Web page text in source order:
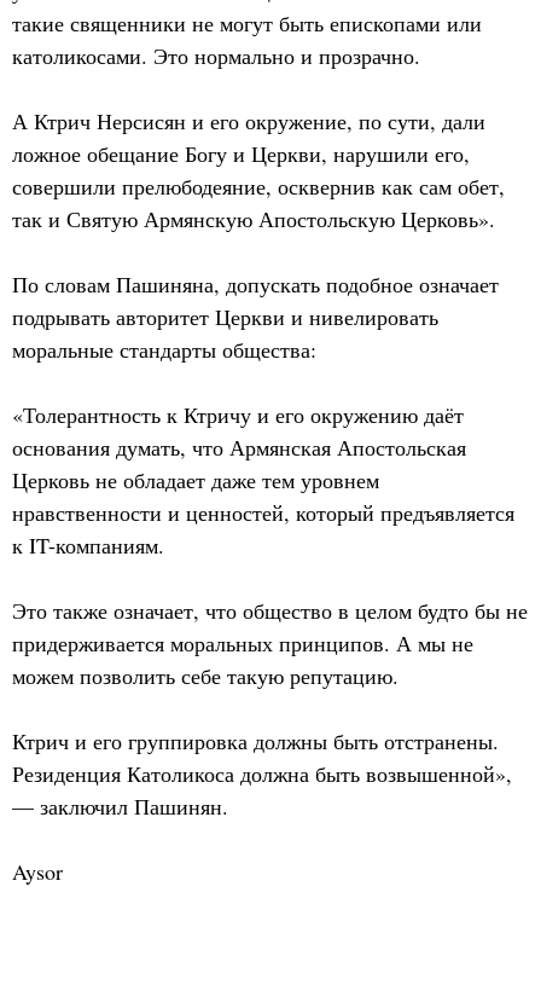
такие священники не могут быть епископами или
католикосами. Это нормально и прозрачно.
А Ктрич Нерсисян и его окружение, по сути, дали
ложное обещание Богу и Церкви, нарушили его,
совершили прелюбодеяние, осквернив как сам обет,
так и Святую Армянскую Апостольскую Церковь».
По словам Пашиняна, допускать подобное означает
подрывать авторитет Церкви и нивелировать
моральные стандарты общества:
«Толерантность к Ктричу и его окружению даёт
основания думать, что Армянская Апостольская
Церковь не обладает даже тем уровнем
нравственности и ценностей, который предъявляется
к IT-компаниям.
Это также означает, что общество в целом будто бы не
придерживается моральных принципов. А мы не
можем позволить себе такую репутацию.
Ктрич и его группировка должны быть отстранены.
Резиденция Католикоса должна быть возвышенной»,
— заключил Пашинян.
Aysor